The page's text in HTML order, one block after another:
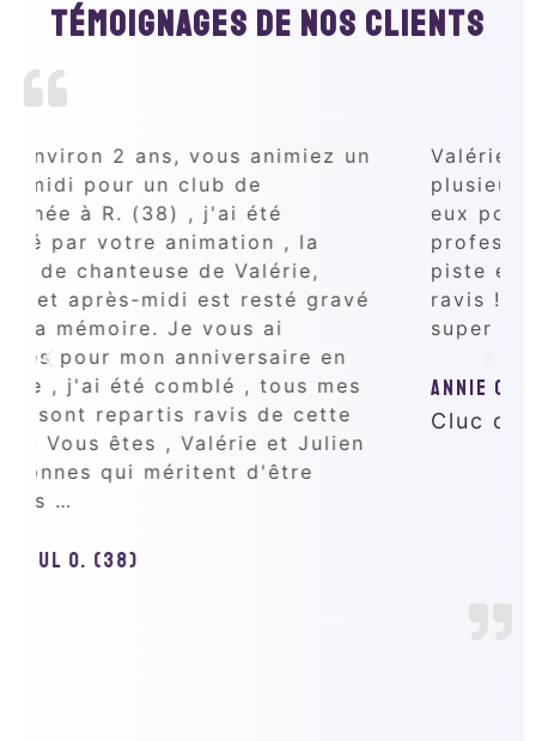
Témoignages de nos clients
Valérie et Julien sont venus animer
plusieurs manifestations ici. Merci à
eux pour leur gentillesse et leur
professionnalisme. Grâce à eux la
piste est remplie et les gens sont
ravis ! continuez comme ça c est
super
Annie C.
Cluc de C. (63)